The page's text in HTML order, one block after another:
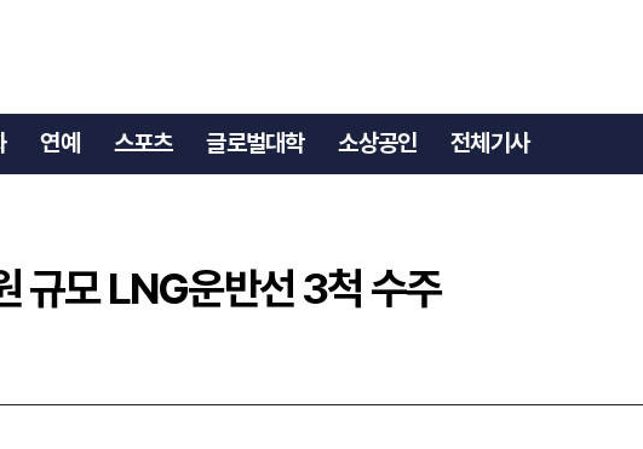
연예 스포츠 글로벌대학 소상공인 전체기사
규모 LNG운반선 3척 수주
규모 LNG운반선 3척 수주